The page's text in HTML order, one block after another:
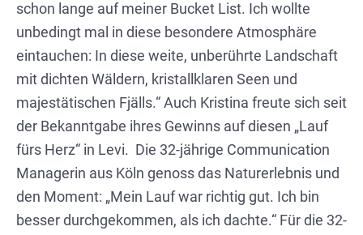
schon lange auf meiner Bucket List. Ich wollte
unbedingt mal in diese besondere Atmosphäre
eintauchen: In diese weite, unberührte Landschaft
mit dichten Wäldern, kristallklaren Seen und
majestätischen Fjälls.“ Auch Kristina freute sich seit
der Bekanntgabe ihres Gewinns auf diesen „Lauf
fürs Herz“ in Levi. Die 32-jährige Communication
Managerin aus Köln genoss das Naturerlebnis und
den Moment: „Mein Lauf war richtig gut. Ich bin
besser durchgekommen, als ich dachte.“ Für die 32-
Christian
Kristina
Nele
Magdalena
SO LIEF'S FÜR CHRISTIAN
SO LIEF'S FÜR KRISTINA
SO LIEF'S FÜR NELE
SO LIEF'S FÜR MAGDALENA